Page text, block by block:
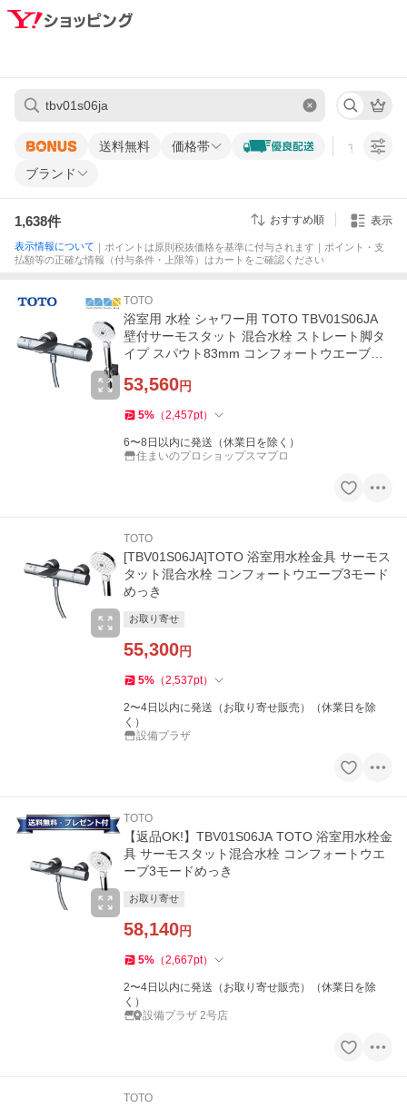
送料無料 価格帯 すべての条
ブランド
1,638件 おすすめ順 表示
表示情報について ｜ポイントは原則税抜価格を基準に付与されます｜ポイント・支
払額等の正確な情報（付与条件・上限等）はカートをご確認ください
TOTO
浴室用 水栓 シャワー用 TOTO TBV01S06JA
壁付サーモスタット 混合水栓 ストレート脚タ
イプ スパウト83mm コンフォートウエーブシ
53,560円
5% （2,457pt）
6〜8日以内に発送（休業日を除く）
住まいのプロショップスマプロ
TOTO
[TBV01S06JA]TOTO 浴室用水栓金具 サーモス
タット混合水栓 コンフォートウエーブ3モード
めっき
お取り寄せ
55,300円
5% （2,537pt）
2〜4日以内に発送（お取り寄せ販売）（休業日を除
く）
設備プラザ
TOTO
【返品OK!】TBV01S06JA TOTO 浴室用水栓金
具 サーモスタット混合水栓 コンフォートウエ
ーブ3モードめっき
お取り寄せ
58,140円
5% （2,667pt）
2〜4日以内に発送（お取り寄せ販売）（休業日を除
く）
設備プラザ 2号店
TOTO